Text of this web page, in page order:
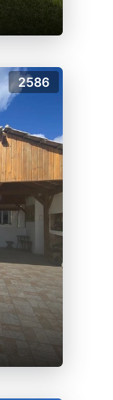
2586